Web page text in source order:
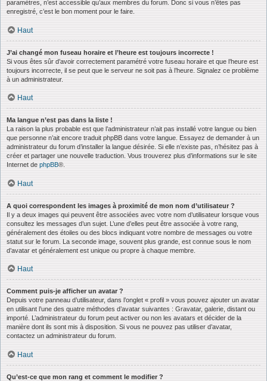
paramètres, n’est accessible qu’aux membres du forum. Donc si vous n’êtes pas
enregistré, c’est le bon moment pour le faire.
Haut
J’ai changé mon fuseau horaire et l’heure est toujours incorrecte !
Si vous êtes sûr d’avoir correctement paramétré votre fuseau horaire et que l’heure est
toujours incorrecte, il se peut que le serveur ne soit pas à l’heure. Signalez ce problème
à un administrateur.
Haut
Ma langue n’est pas dans la liste !
La raison la plus probable est que l’administrateur n’ait pas installé votre langue ou bien
que personne n’ait encore traduit phpBB dans votre langue. Essayez de demander à un
administrateur du forum d’installer la langue désirée. Si elle n’existe pas, n’hésitez pas à
créer et partager une nouvelle traduction. Vous trouverez plus d’informations sur le site
Internet de phpBB®.
Haut
A quoi correspondent les images à proximité de mon nom d’utilisateur ?
Il y a deux images qui peuvent être associées avec votre nom d’utilisateur lorsque vous
consultez les messages d’un sujet. L’une d’elles peut être associée à votre rang,
généralement des étoiles ou des blocs indiquant votre nombre de messages ou votre
statut sur le forum. La seconde image, souvent plus grande, est connue sous le nom
d’avatar et généralement est unique ou propre à chaque membre.
Haut
Comment puis-je afficher un avatar ?
Depuis votre panneau d’utilisateur, dans l’onglet « profil » vous pouvez ajouter un avatar
en utilisant l’une des quatre méthodes d’avatar suivantes : Gravatar, galerie, distant ou
importé. L’administrateur du forum peut activer ou non les avatars et décider de la
manière dont ils sont mis à disposition. Si vous ne pouvez pas utiliser d’avatar,
contactez un administrateur du forum.
Haut
Qu’est-ce que mon rang et comment le modifier ?